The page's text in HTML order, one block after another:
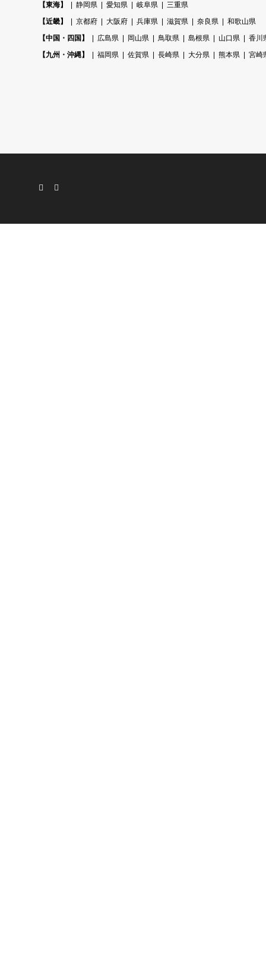
【東海】 静岡県 愛知県 岐阜県
三重県
【近畿】
京都府 大阪府 兵庫県 滋賀県 奈良県
和歌山県
【中国・四国】
広島県 岡山県 鳥取県 島根県 山口県
香川
【九州・沖縄】
福岡県 佐賀県 長崎県 大分県 熊本県 宮崎